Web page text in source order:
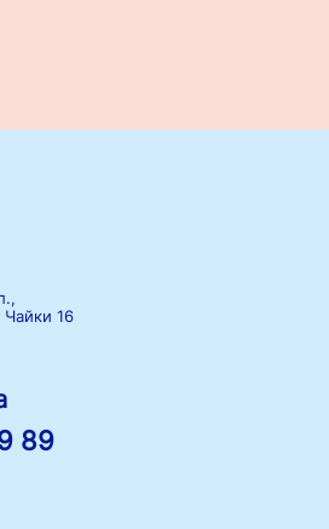
Чайки 16
89